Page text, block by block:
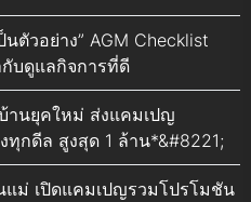
นตัวอย่าง” AGM Checklist
บดูแลกิจการที่ดี
านยุคใหม่ ส่งแคมเปญ
ทุกดีล สูงสุด 1 ล้าน*&#8221;
ม่ เปิดแคมเปญรวมโปรโมชัน